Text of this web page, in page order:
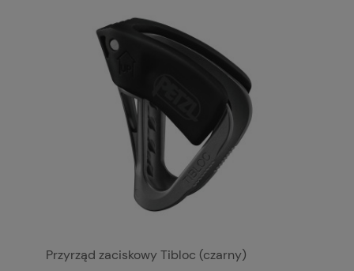
Przyrząd zaciskowy Tibloc (czarny)